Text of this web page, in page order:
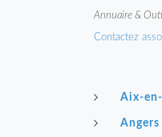
Annuaire &
Contactez
Aix-
Angers